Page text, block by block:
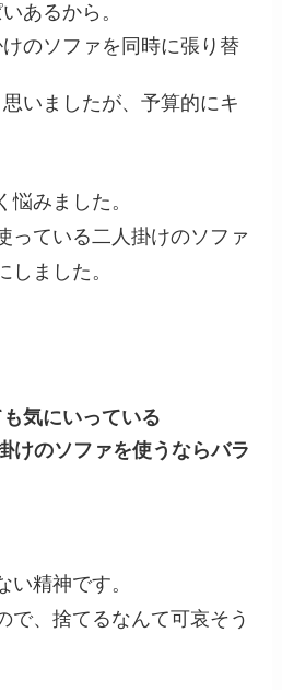
あるから。
のソファを同時に張り替
いましたが、予算的にキ
悩みました。
っている二人掛けのソファ
しました。
気にいっている
けのソファを使うならバラ
い精神です。
で、捨てるなんて可哀そう